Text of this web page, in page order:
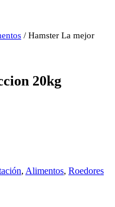
/ Hamster La mejor
20kg
, Alimentos, Roedores